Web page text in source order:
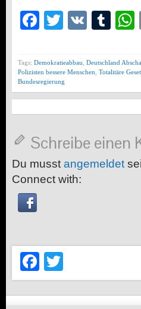
Facebook
Twitter
VK
Tags: Demokratieabbau Deutschland
Polizisten bessere Menschen Totalitäre
Bundesregierung
Schreibe einen
Du musst angemeldet
Connect with:
Facebook